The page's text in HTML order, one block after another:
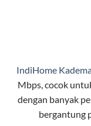
pengguna
stabil, dan
Selain
interaktif (
satu paket.
IndiHome
Mbps, cocok
dengan banyak
bergantung